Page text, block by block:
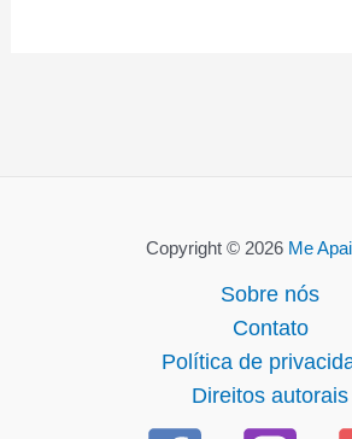
Copyright © 2026 Me
Sobre nós
Contato
Política de
Direitos autorais